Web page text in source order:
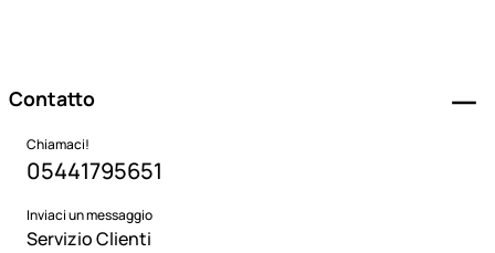
Contatto
Chiamaci!
05441795651
Inviaci un messaggio
Servizio Clienti